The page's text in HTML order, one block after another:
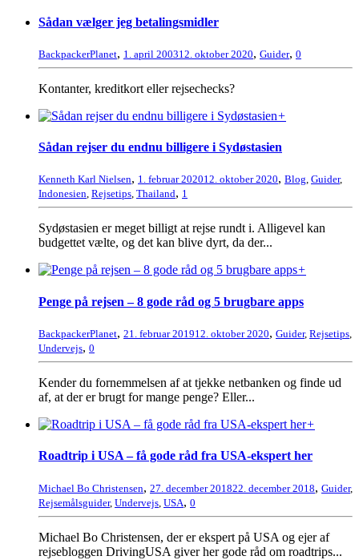
Sådan vælger jeg betalingsmidler
BackpackerPlanet, 1. april 200312. oktober 2020, Guider, 0
Kontanter, kreditkort eller rejsechecks?
+
Sådan rejser du endnu billigere i Sydøstasien
Kenneth Karl Nielsen, 1. februar 202012. oktober 2020, Blog, Guider,
Indonesien, Rejsetips, Thailand, 1
Sydøstasien er meget billigt at rejse rundt i. Alligevel kan
budgettet vælte, og det kan blive dyrt, da der...
+
Penge på rejsen – 8 gode råd og 5 brugbare apps
BackpackerPlanet, 21. februar 201912. oktober 2020, Guider, Rejsetips,
Undervejs, 0
Kender du fornemmelsen af at tjekke netbanken og finde ud
af, at der er brugt for mange penge? Eller...
+
Roadtrip i USA – få gode råd fra USA-ekspert her
Michael Bo Christensen, 27. december 201822. december 2018, Guider,
Rejsemålsguider, Undervejs USA, 0
Michael Bo Christensen, der er ekspert på USA og ejer af
rejsebloggen DrivingUSA giver her gode råd om roadtrips...